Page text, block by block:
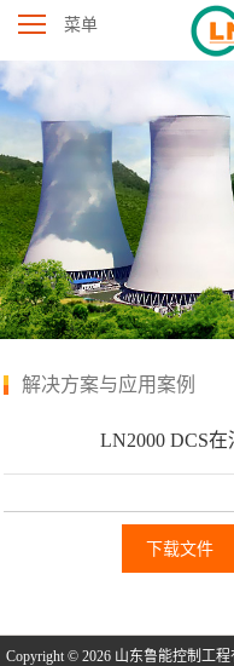
菜单
解决方案与应用案例
LN2000 DCS
下载文件
Copyright © 2026 山东鲁能控制工